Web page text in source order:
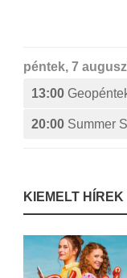
péntek, 7
13:00
20:00 Summer
KIEMELT HÍREK